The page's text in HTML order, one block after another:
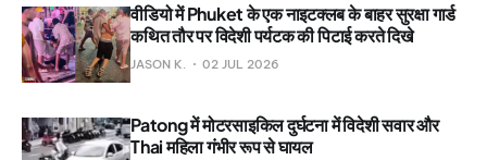
वीडियो में Phuket के एक नाइटक्लब के बाहर सुरक्षा गार्ड
कथित तौर पर विदेशी पर्यटक की पिटाई करते दिखे
JASON K. 02 JUL 2026
Patong में मोटरसाइकिल दुर्घटना में विदेशी सवार और
Thai महिला गंभीर रूप से घायल